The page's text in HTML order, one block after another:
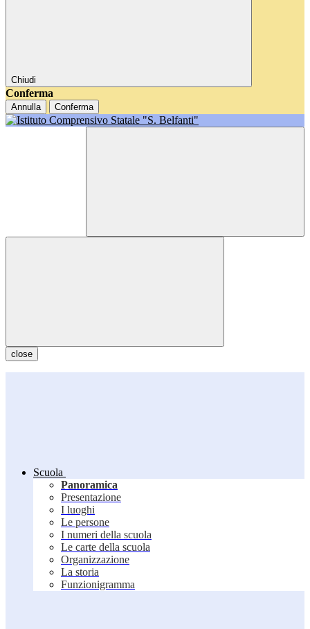
Chiudi
Conferma
Annulla Conferma
close
Scuola
Panoramica
Presentazione
I luoghi
Le persone
I numeri della scuola
Le carte della scuola
Organizzazione
La storia
Funzionigramma